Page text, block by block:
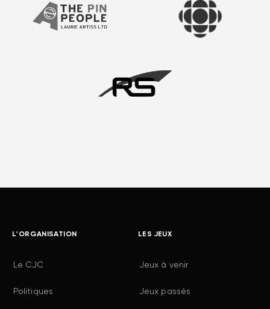
L'ORGANISATION
Le CJC
Politiques
LES JEUX
Jeux à venir
Jeux passés